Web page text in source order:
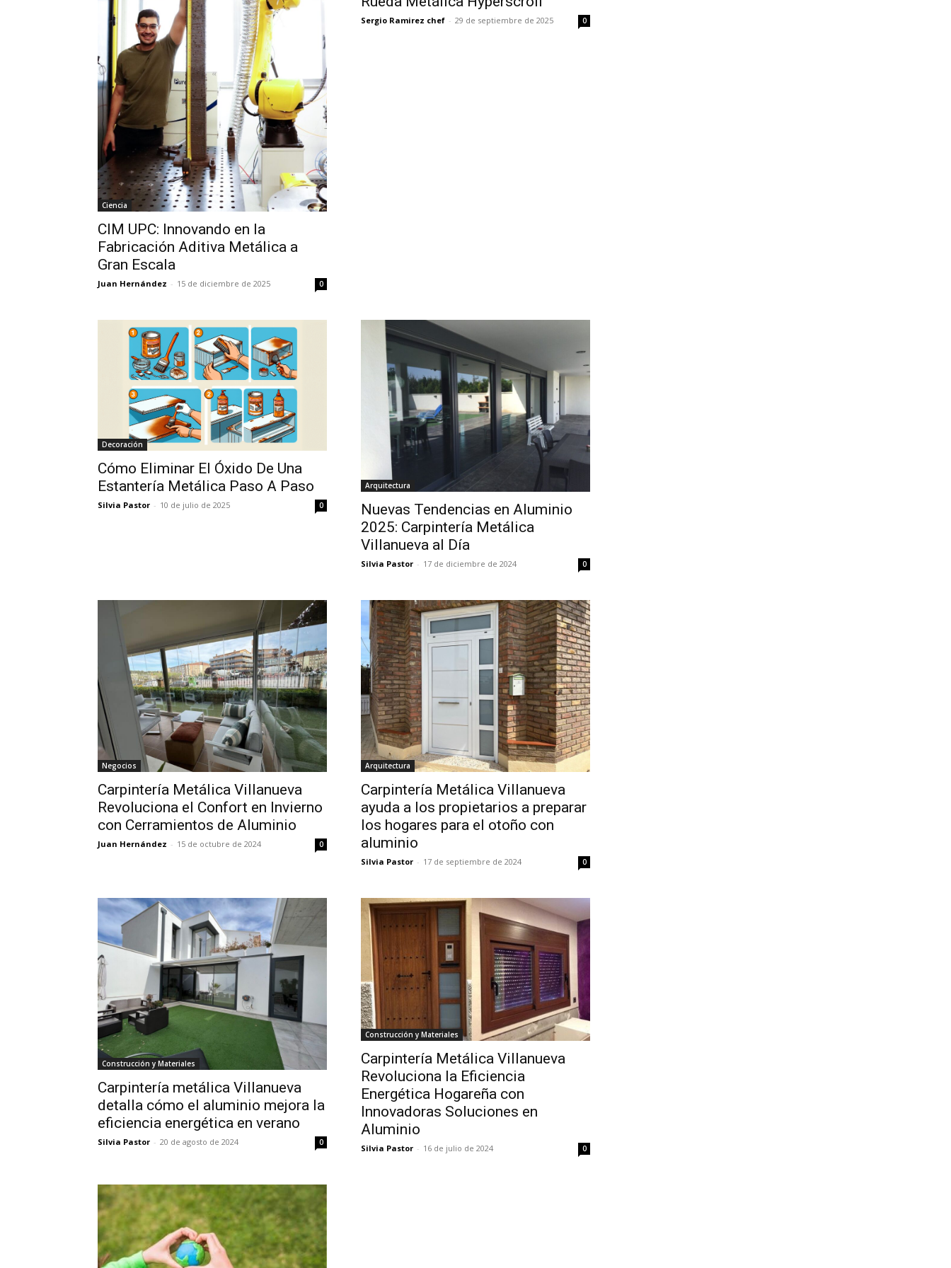
Ciencia
CIM UPC: Innovando en la
Fabricación Aditiva Metálica a
Gran Escala
Juan Hernández - 15 de diciembre de 2025 0
Sergio Ramirez chef - 29 de septiembre de 2025 0
Decoración
Cómo Eliminar El Óxido De Una
Estantería Metálica Paso A Paso
Silvia Pastor - 10 de julio de 2025 0
Arquitectura
Nuevas Tendencias en Aluminio
2025: Carpintería Metálica
Villanueva al Día
Silvia Pastor - 17 de diciembre de 2024 0
Negocios
Carpintería Metálica Villanueva
Revoluciona el Confort en Invierno
con Cerramientos de Aluminio
Juan Hernández - 15 de octubre de 2024 0
Arquitectura
Carpintería Metálica Villanueva
ayuda a los propietarios a preparar
los hogares para el otoño con
aluminio
Silvia Pastor - 17 de septiembre de 2024 0
Construcción y Materiales
Carpintería metálica Villanueva
detalla cómo el aluminio mejora la
eficiencia energética en verano
Silvia Pastor - 20 de agosto de 2024 0
Construcción y Materiales
Carpintería Metálica Villanueva
Revoluciona la Eficiencia
Energética Hogareña con
Innovadoras Soluciones en
Aluminio
Silvia Pastor - 16 de julio de 2024 0